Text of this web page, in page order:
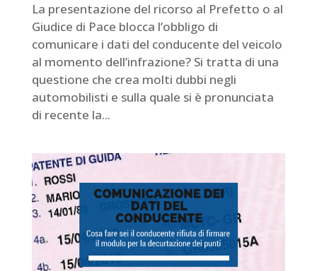
La presentazione del ricorso al Prefetto o al
Giudice di Pace blocca l’obbligo di
comunicare i dati del conducente del veicolo
al momento dell’infrazione? Si tratta di una
questione che crea molti dubbi negli
automobilisti e sulla quale si è pronunciata
di recente la...